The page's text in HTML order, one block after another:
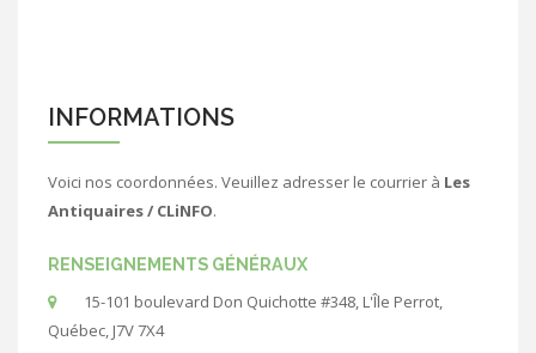
INFORMATIONS
Voici nos coordonnées. Veuillez adresser le courrier à Les
Antiquaires / CLiNFO.
RENSEIGNEMENTS GÉNÉRAUX
15-101 boulevard Don Quichotte #348, L'Île Perrot,
Québec, J7V 7X4